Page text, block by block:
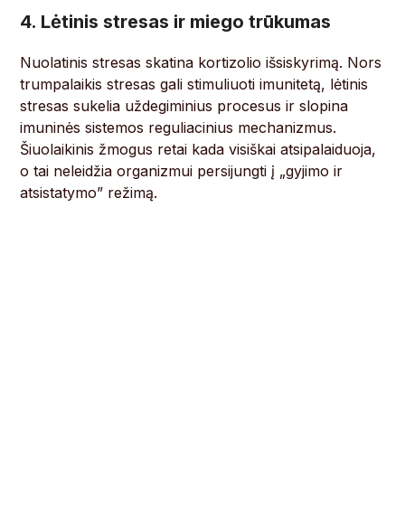
4. Lėtinis stresas ir miego trūkumas
Nuolatinis stresas skatina kortizolio išsiskyrimą. Nors
trumpalaikis stresas gali stimuliuoti imunitetą, lėtinis
stresas sukelia uždegiminius procesus ir slopina
imuninės sistemos reguliacinius mechanizmus.
Šiuolaikinis žmogus retai kada visiškai atsipalaiduoja,
o tai neleidžia organizmui persijungti į „gyjimo ir
atsistatymo” režimą.